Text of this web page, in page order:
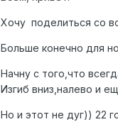
Хочу поделиться со
Больше конечно для
Начну с того,что
Изгиб вниз,налево и
Но и этот не дуг)) 22